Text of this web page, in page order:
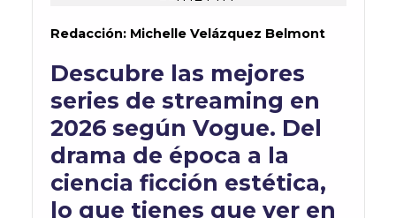
Redacción: Michelle Velázquez Belmont
Descubre las mejores
series de streaming en
2026 según Vogue. Del
drama de época a la
ciencia ficción estética,
lo que tienes que ver en